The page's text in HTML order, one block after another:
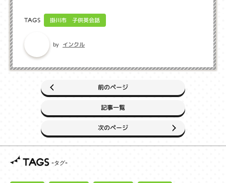
TAGS 掛川市 子供英会話
by インクル
前のページ
記事一覧
次のページ
TAGS